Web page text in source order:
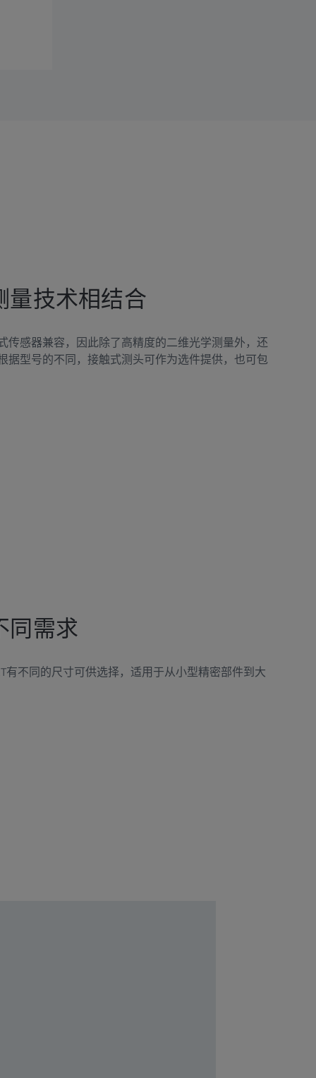
量技术相结合
传感器兼容，因此除了高精度的二维光学测量外，还
据型号的不同，接触式测头可作为选件提供，也可包
同需求
有不同的尺寸可供选择，适用于从小型精密部件到大